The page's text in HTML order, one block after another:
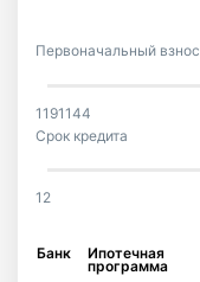
Первоначальный взнос
1191144
Срок кредита
12
Банк Ипотечная
программа